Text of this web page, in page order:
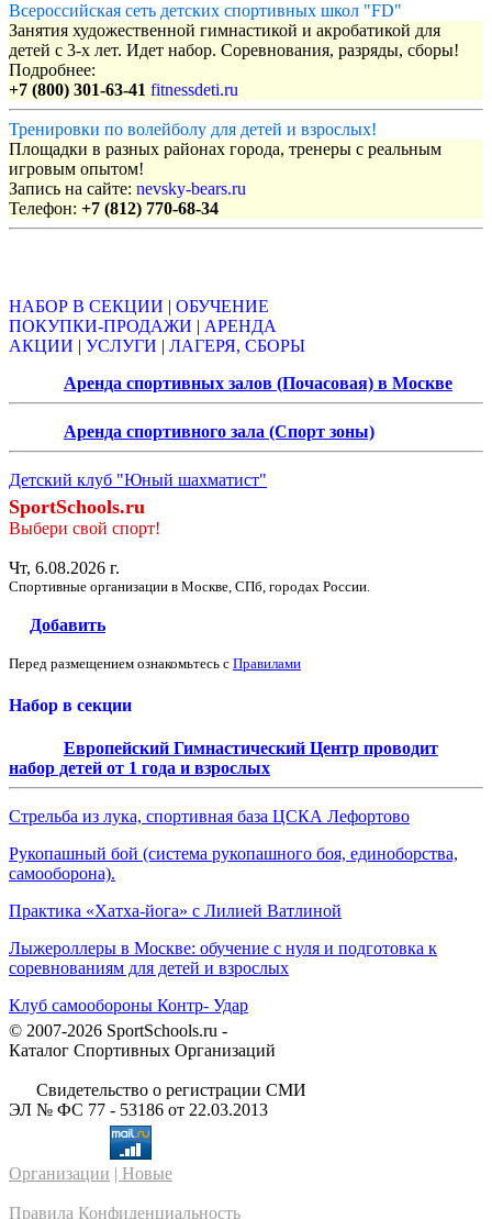
Всероссийская сеть детских спортивных школ "FD"
Занятия художественной гимнастикой и акробатикой для
детей с 3-х лет. Идет набор. Соревнования, разряды, сборы!
Подробнее:
+7 (800) 301-63-41 fitnessdeti.ru
Тренировки по волейболу для детей и взрослых!
Площадки в разных районах города, тренеры с реальным
игровым опытом!
Запись на сайте: nevsky-bears.ru
Телефон: +7 (812) 770-68-34
НАБОР В СЕКЦИИ | ОБУЧЕНИЕ
ПОКУПКИ-ПРОДАЖИ | АРЕНДА
АКЦИИ | УСЛУГИ | ЛАГЕРЯ, СБОРЫ
Аренда спортивных залов (Почасовая) в Москве
Аренда спортивного зала (Спорт зоны)
Детский клуб "Юный шахматист"
SportSchools.ru
Выбери свой спорт!
Чт, 6.08.2026 г.
Спортивные организации в Москве, СПб, городах России.
Добавить
Перед размещением ознакомьтесь с Правилами
Набор в секции
Европейский Гимнастический Центр проводит
набор детей от 1 года и взрослых
Стрельба из лука, спортивная база ЦСКА Лефортово
Рукопашный бой (система рукопашного боя, единоборства,
самооборона).
Практика «Хатха-йога» с Лилией Ватлиной
Лыжероллеры в Москве: обучение с нуля и подготовка к
соревнованиям для детей и взрослых
Клуб самообороны Контр- Удар
© 2007-2026 SportSchools.ru -
Каталог Спортивных Организаций
Свидетельство о регистрации СМИ
ЭЛ № ФС 77 - 53186 от 22.03.2013
Организации | Новые
Правила Конфиденциальность